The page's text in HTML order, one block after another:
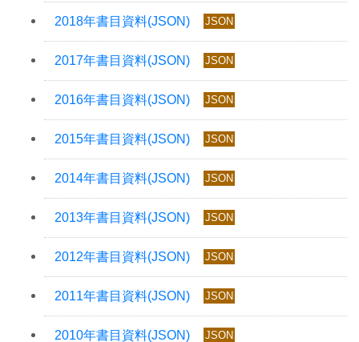
JSON
JSON
JSON
JSON
JSON
JSON
JSON
JSON
JSON